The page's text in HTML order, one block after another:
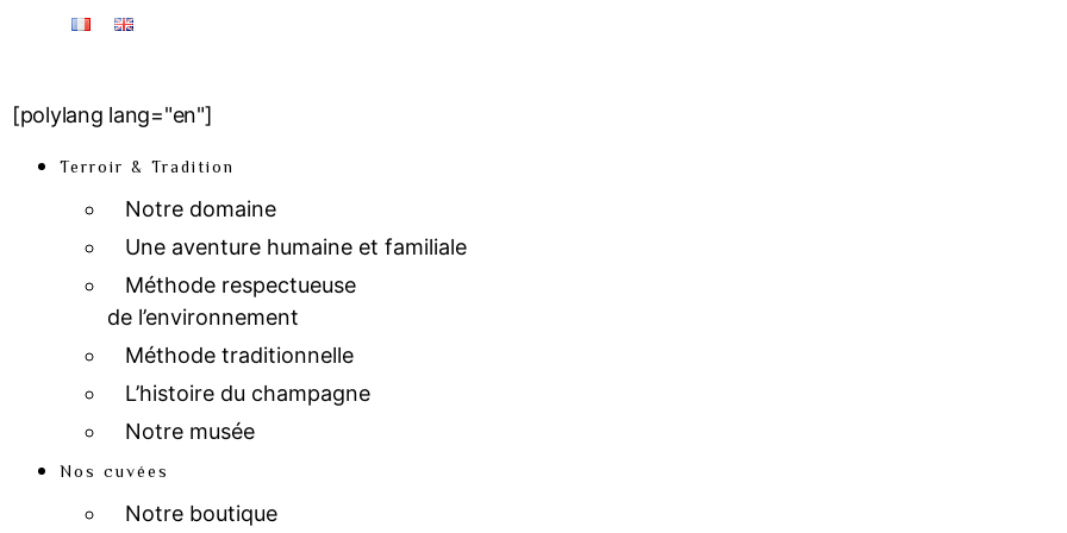
[polylang lang="en"]
Terroir & Tradition
Notre domaine
Une aventure humaine et familiale
Méthode respectueuse
de l’environnement
Méthode traditionnelle
L’histoire du champagne
Notre musée
Nos cuvées
Notre boutique